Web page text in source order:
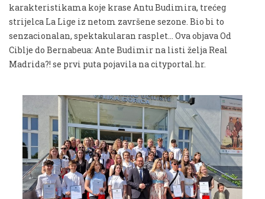
karakteristikama koje krase Antu Budimira, trećeg
strijelca La Lige iz netom završene sezone. Bio bi to
senzacionalan, spektakularan rasplet... Ova objava Od
Ciblje do Bernabeua: Ante Budimir na listi želja Real
Madrida?! se prvi puta pojavila na cityportal.hr.